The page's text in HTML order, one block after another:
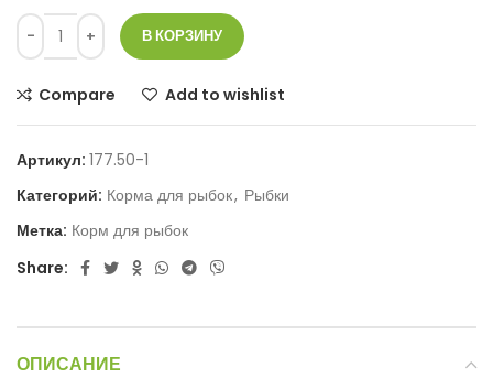
В КОРЗИНУ
Compare Add to wishlist
Артикул: 177.50-1
Категорий: Корма для рыбок, Рыбки
Метка: Корм для рыбок
Share:
ОПИСАНИЕ